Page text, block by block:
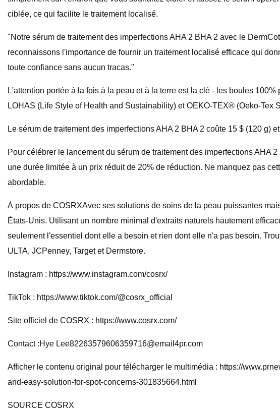
ciblée, ce qui facilite le traitement localisé.
"Notre sérum de traitement des imperfections AHA 2 BHA 2 avec le
reconnaissons l'importance de fournir un traitement localisé efficace qui
toute confiance sans aucun tracas."
L'attention portée à la fois à la peau et à la terre est la clé - les boules
LOHAS (Life Style of Health and Sustainability) et OEKO-TEX® (Oeko-Tex
Le sérum de traitement des imperfections AHA 2 BHA 2 coûte 15 $ (120 g)
Pour célébrer le lancement du sérum de traitement des imperfections AHA
une durée limitée à un prix réduit de 20% de réduction. Ne manquez pas
abordable.
À propos de COSRXAvec ses solutions de soins de la peau puissantes
États-Unis. Utilisant un nombre minimal d'extraits naturels hautement
seulement l'essentiel dont elle a besoin et rien dont elle n'a pas besoin.
ULTA, JCPenney, Target et Dermstore.
Instagram : https://www.instagram.com/cosrx/
TikTok : https://www.tiktok.com/@cosrx_official
Site officiel de COSRX : https://www.cosrx.com/
Contact :Hye Lee82263579606359716@email4pr.com
Afficher le contenu original pour télécharger le multimédia : https://
and-easy-solution-for-spot-concerns-301835664.html
SOURCE COSRX